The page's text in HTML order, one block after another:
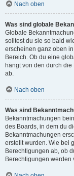
Nach oben
Was sind globale
Globale
solltest du sie so bald
erscheinen ganz oben
Bereich. Ob du eine
hängt von den durch
ab.
Nach oben
Was sind
Bekanntmachungen
des Boards, in dem du
Bekanntmachungen
erstellt wurden. Wie bei
Berechtigungen ab, ob
Berechtigungen